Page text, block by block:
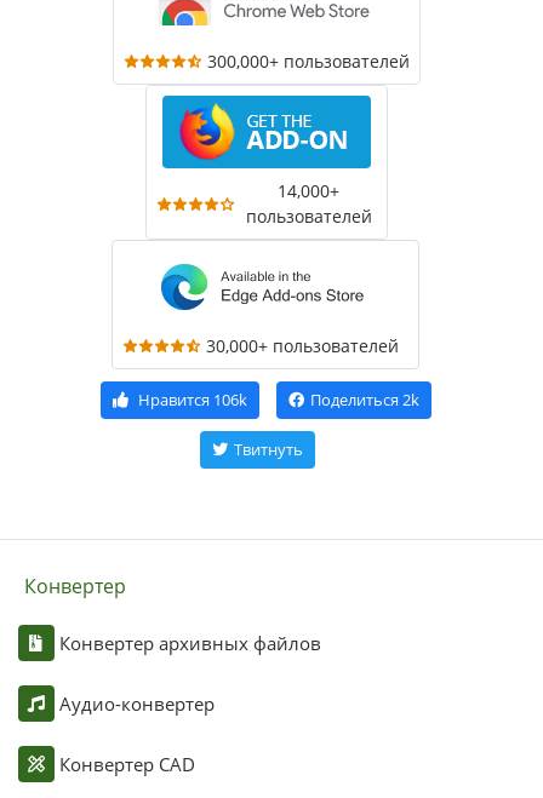
300,000+ пользователей
14,000+
пользователей
30,000+ пользователей
Нравится 106k Поделиться 2k
Твитнуть
Конвертер
Конвертер архивных файлов
Аудио-конвертер
Конвертер CAD